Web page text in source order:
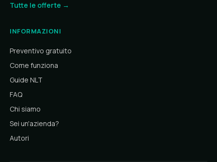
Tutte le offerte →
INFORMAZIONI
Preventivo gratuito
Come funziona
Guide NLT
FAQ
Chi siamo
Sei un'azienda?
Autori